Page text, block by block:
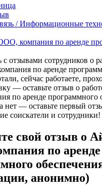
/ Информационные
компания по аренде
с отзывами сотрудников о
по аренде
сейчас работаете,
— оставьте отзыв о
по аренде программного
нет — оставьте первый
соискатели и сотрудники!
свой отзыв о
по аренде
анонимно)